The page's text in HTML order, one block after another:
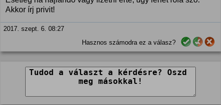
Akkor írj privit!
2017. szept. 6. 08:27
Hasznos számodra ez a válasz?